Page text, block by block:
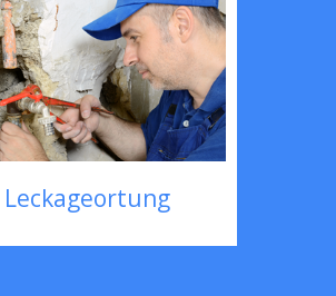
Leckageortung